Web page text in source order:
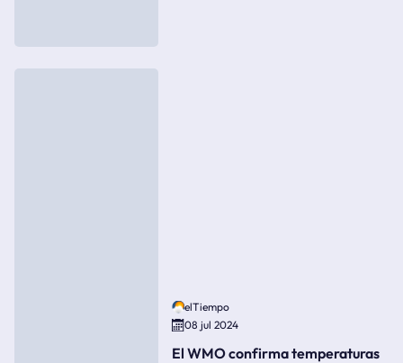
elTiempo
08 jul 2024
El WMO confirma temperaturas